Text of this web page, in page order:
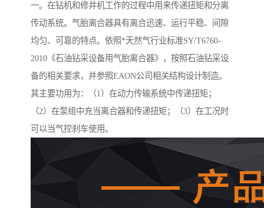
一。在钻机和修井机工作的过程中用来传递扭矩和分离
传动系统。气胎离合器具有离合迅速、运行平稳、间隙
均匀、可靠的特点。依照*天然气行业标准SY/T6760-
2010《石油钻采设备用气胎离合器》，按照石油钻采设
备的相关要求，并参照EAON公司相关结构设计制造。
其主要功用为：（1）在动力传输系统中传递扭矩；
（2）在泵组中充当离合器和传递扭矩；（3）在工况时
可以当气控刹车使用。